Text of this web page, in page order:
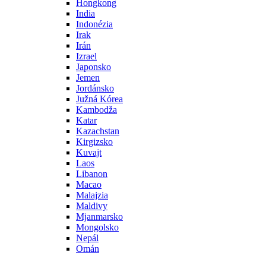
Hongkong
India
Indonézia
Irak
Irán
Izrael
Japonsko
Jemen
Jordánsko
Južná Kórea
Kambodža
Katar
Kazachstan
Kirgizsko
Kuvajt
Laos
Libanon
Macao
Malajzia
Maldivy
Mjanmarsko
Mongolsko
Nepál
Omán